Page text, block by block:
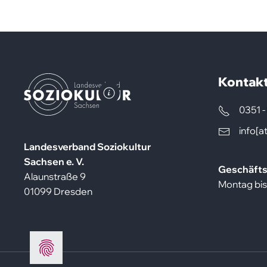
LVS
Landesverband Soziokultur
Sachsen e. V.
Alaunstraße 9
01099 Dresden
0351
Montag